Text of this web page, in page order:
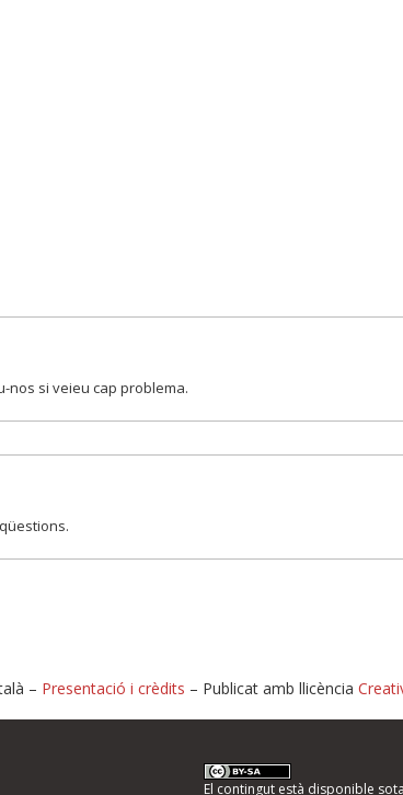
nos si veieu cap problema.
o informeu
– Presentació i crèdits – Publicat amb llicència
El contingut està disponible